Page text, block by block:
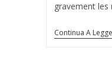
gravement
Continua A